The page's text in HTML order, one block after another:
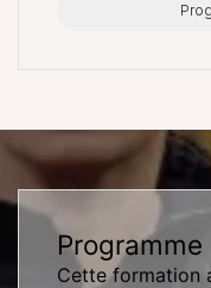
Programme
Cette formation